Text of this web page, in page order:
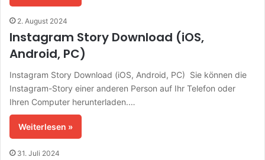
2. August 2024
Instagram Story Download (iOS,
Android, PC)
Instagram Story Download (iOS, Android, PC) Sie können die
Instagram-Story einer anderen Person auf Ihr Telefon oder
Ihren Computer herunterladen.…
Weiterlesen »
31. Juli 2024